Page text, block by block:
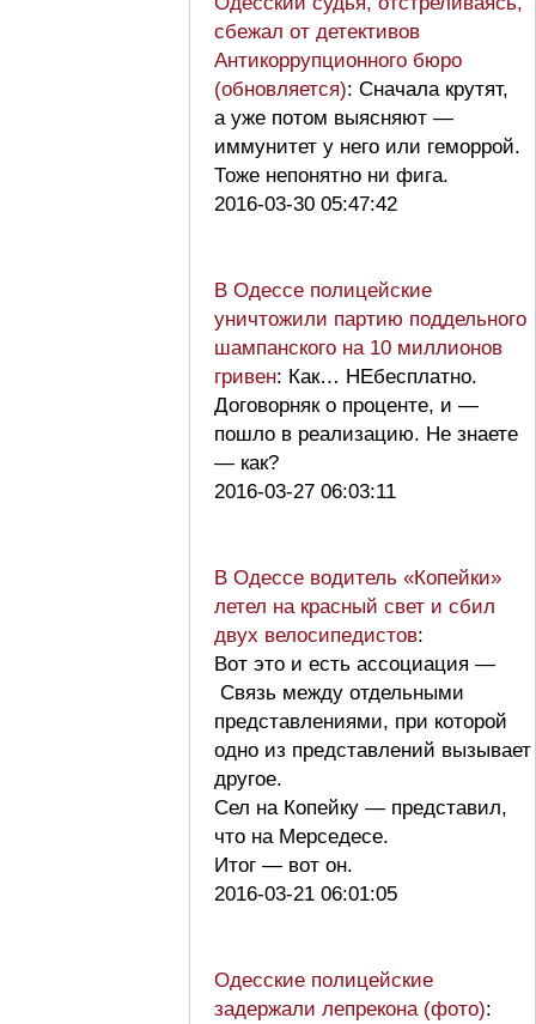
сбежал от детективов
Антикоррупционного бюро
(обновляется): Сначала крутят,
а уже потом выясняют —
иммунитет у него или геморрой.
Тоже непонятно ни фига.
2016-03-30 05:47:42
В Одессе полицейские
уничтожили партию поддельного
шампанского на 10 миллионов
гривен: Как… НЕбесплатно.
Договорняк о проценте, и —
пошло в реализацию. Не знаете
— как?
2016-03-27 06:03:11
В Одессе водитель «Копейки»
летел на красный свет и сбил
двух велосипедистов:
Вот это и есть ассоциация —
Связь между отдельными
представлениями, при которой
одно из представлений вызывает
другое.
Сел на Копейку — представил,
что на Мерседесе.
Итог — вот он.
2016-03-21 06:01:05
Одесские полицейские
задержали лепрекона (фото):